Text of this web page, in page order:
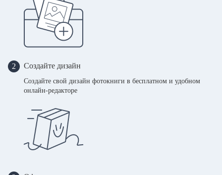
2 Создайте дизайн
Создайте свой дизайн фотокниги в бесплатном и удобном
онлайн-редакторе